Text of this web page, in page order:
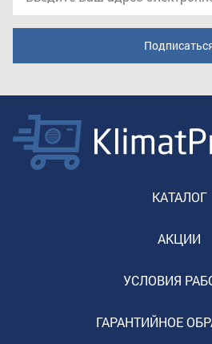
КАТАЛОГ
АКЦИИ
УСЛОВИЯ
ГАРАНТИЙНОЕ